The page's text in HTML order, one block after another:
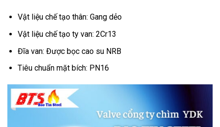
Vật liệu chế tạo thân: Gang dẻo
Vật liệu chế tạo ty van: 2Cr13
Đĩa van: Được bọc cao su NRB
Tiêu chuẩn mặt bích: PN16